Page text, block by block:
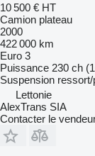
10 500 € HT
Camion plateau
2000
422 000 km
Euro 3
Puissance 230 ch
Suspension
Lettonie
AlexTrans SIA
Contacter le